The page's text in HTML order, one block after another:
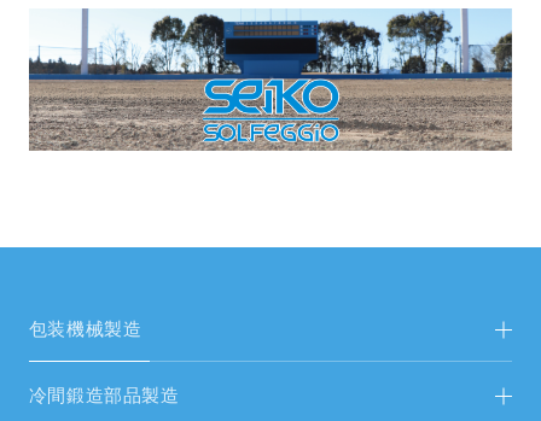
包装機械製造
包装機械製造TOP
冷間鍛造部品製造